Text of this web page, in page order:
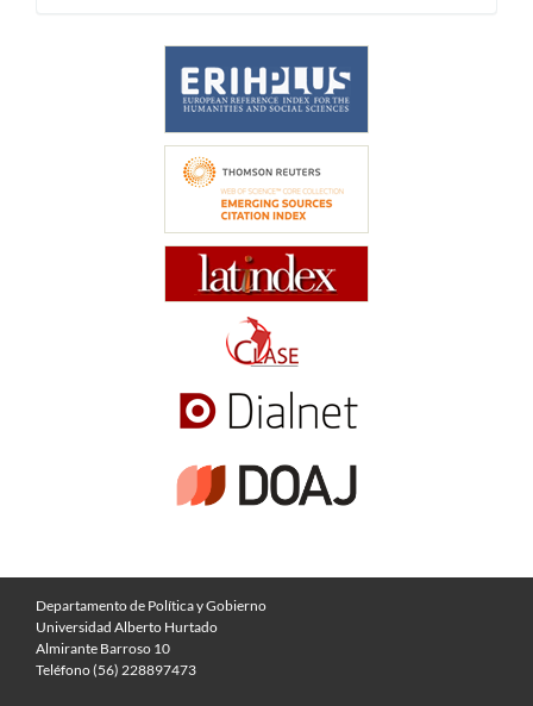
Departamento de Política y Gobierno
Universidad Alberto Hurtado
Almirante Barroso 10
Teléfono (56) 228897473